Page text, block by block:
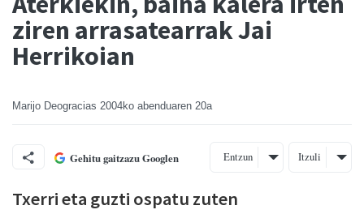
ziren arrasatearrak Jai
Herrikoian
Marijo Deogracias 2004ko abenduaren 20a
Gehitu gaitzazu Googlen Entzun Itzuli
Txerri eta guzti ospatu zuten